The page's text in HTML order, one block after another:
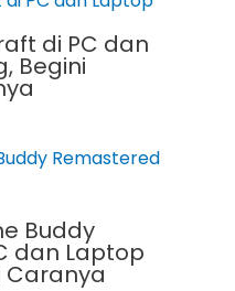
di PC dan
Begini
Buddy
dan Laptop
Caranya